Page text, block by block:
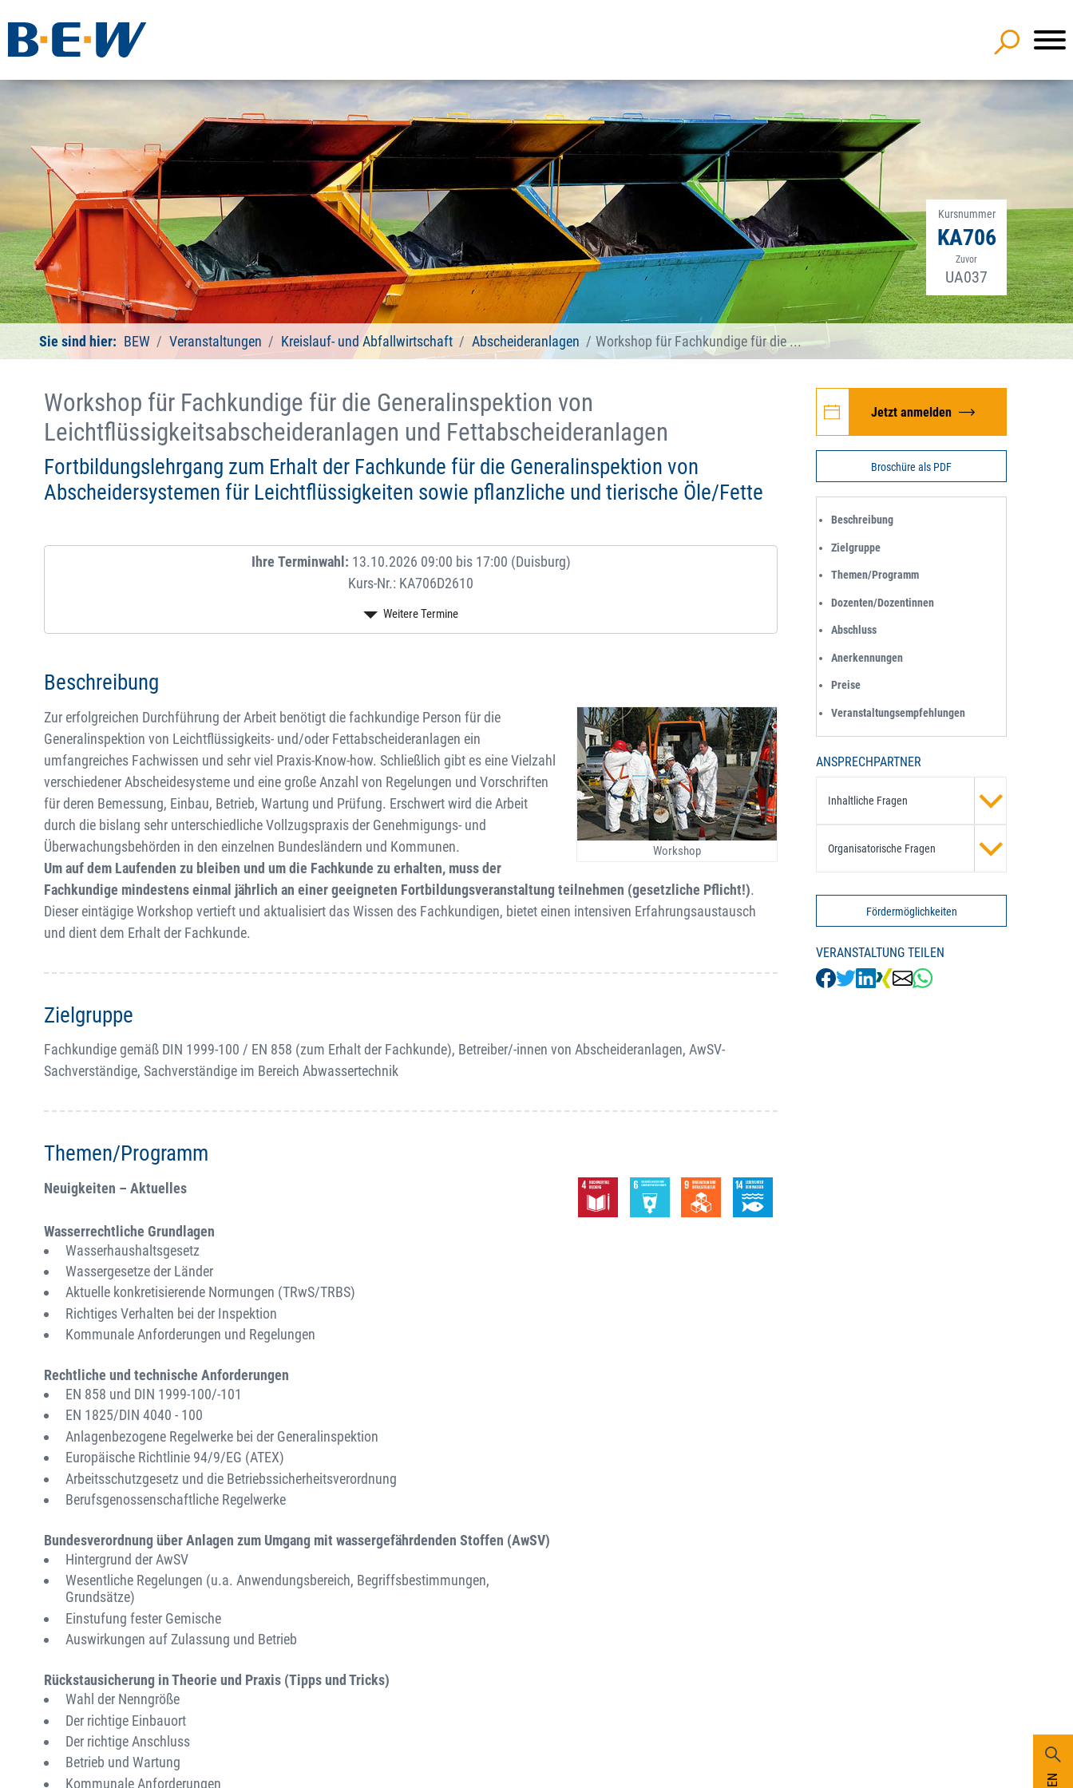
Kursnummer
KA706
Zuvor
UA037
Sie sind hier: BEW Veranstaltungen Kreislauf- und Abfallwirtschaft Abscheideranlagen Workshop für Fachkundige für die ...
Workshop für Fachkundige für die Generalinspektion von
Leichtflüssigkeitsabscheideranlagen und Fettabscheideranlagen
Fortbildungslehrgang zum Erhalt der Fachkunde für die Generalinspektion von
Abscheidersystemen für Leichtflüssigkeiten sowie pflanzliche und tierische Öle/Fette
Ihre Terminwahl: 13.10.2026 09:00 bis 17:00 (Duisburg)
Kurs-Nr.: KA706D2610
Beschreibung
Workshop
Zur erfolgreichen Durchführung der Arbeit benötigt die fachkundige Person für die
Generalinspektion von Leichtflüssigkeits- und/oder Fettabscheideranlagen ein
umfangreiches Fachwissen und sehr viel Praxis-Know-how. Schließlich gibt es eine Vielzahl
verschiedener Abscheidesysteme und eine große Anzahl von Regelungen und Vorschriften
für deren Bemessung, Einbau, Betrieb, Wartung und Prüfung. Erschwert wird die Arbeit
durch die bislang sehr unterschiedliche Vollzugspraxis der Genehmigungs- und
Überwachungsbehörden in den einzelnen Bundesländern und Kommunen.
Um auf dem Laufenden zu bleiben und um die Fachkunde zu erhalten, muss der
Fachkundige mindestens einmal jährlich an einer geeigneten Fortbildungsveranstaltung teilnehmen (gesetzliche Pflicht!).
Dieser eintägige Workshop vertieft und aktualisiert das Wissen des Fachkundigen, bietet einen intensiven Erfahrungsaustausch
und dient dem Erhalt der Fachkunde.
Zielgruppe
Fachkundige gemäß DIN 1999-100 / EN 858 (zum Erhalt der Fachkunde), Betreiber/-innen von Abscheideranlagen, AwSV-
Sachverständige, Sachverständige im Bereich Abwassertechnik
Themen/Programm
Neuigkeiten – Aktuelles
Wasserrechtliche Grundlagen
Wasserhaushaltsgesetz
Wassergesetze der Länder
Aktuelle konkretisierende Normungen (TRwS/TRBS)
Richtiges Verhalten bei der Inspektion
Kommunale Anforderungen und Regelungen
Rechtliche und technische Anforderungen
EN 858 und DIN 1999-100/-101
EN 1825/DIN 4040 - 100
Anlagenbezogene Regelwerke bei der Generalinspektion
Europäische Richtlinie 94/9/EG (ATEX)
Arbeitsschutzgesetz und die Betriebssicherheitsverordnung
Berufsgenossenschaftliche Regelwerke
Bundesverordnung über Anlagen zum Umgang mit wassergefährdenden Stoffen (AwSV)
Hintergrund der AwSV
Wesentliche Regelungen (u.a. Anwendungsbereich, Begriffsbestimmungen,
Grundsätze)
Einstufung fester Gemische
Auswirkungen auf Zulassung und Betrieb
Rückstausicherung in Theorie und Praxis (Tipps und Tricks)
Wahl der Nenngröße
Der richtige Einbauort
Der richtige Anschluss
Betrieb und Wartung
Kommunale Anforderungen
Jetzt anmelden
Broschüre als PDF
Beschreibung
Zielgruppe
Themen/Programm
Dozenten/Dozentinnen
Abschluss
Anerkennungen
Preise
Veranstaltungsempfehlungen
ANSPRECHPARTNER
Inhaltliche Fragen
Organisatorische Fragen
Fördermöglichkeiten
VERANSTALTUNG TEILEN